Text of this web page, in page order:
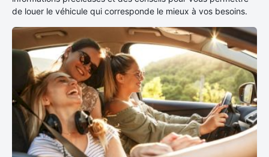
de louer le véhicule qui corresponde le mieux à vos besoins.